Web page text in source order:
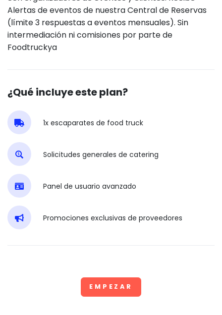
Alertas de eventos de nuestra Central de Reservas
(límite 3 respuestas a eventos mensuales). Sin
intermediación ni comisiones por parte de
Foodtruckya
¿Qué incluye este plan?
1x escaparates de food truck
Solicitudes generales de catering
Panel de usuario avanzado
Promociones exclusivas de proveedores
EMPEZAR